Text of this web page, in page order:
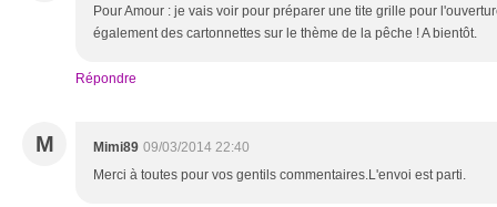
Pour Amour : je vais voir pour préparer une tite grille pour
également des cartonnettes sur le thème de la pêche ! A bientôt.
Répondre
M Mimi89 09/03/2014 22:40
Merci à toutes pour vos gentils commentaires.L'envoi est parti.